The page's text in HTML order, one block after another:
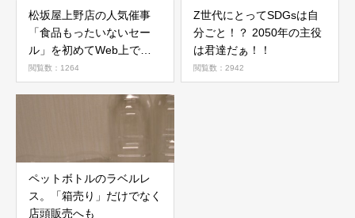
松坂屋上野店の人気催事
「食品もったいないセー
ル」を初めてWeb上で開
催
閲覧数：1264
Z世代にとってSDGsは自
分ごと！？ 2050年の主役
は君達だぁ！！
閲覧数：2942
ペットボトルのラベルレ
ス。「箱売り」だけでなく
店頭販売へも